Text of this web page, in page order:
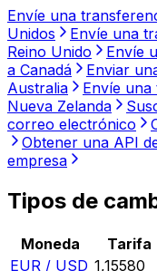
Envíe una
Unidos
Envíe una
Reino Unido
Envíe
a Canadá
Enviar
Australia
Envíe
Nueva Zelanda
correo electrónico
Obtener una API
empresa
Tipos de
Moneda Tarifa
EUR / USD 1,15580